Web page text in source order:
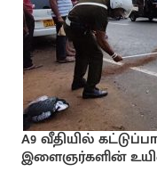
A9 வீதியில்
இளைஞர்களின்